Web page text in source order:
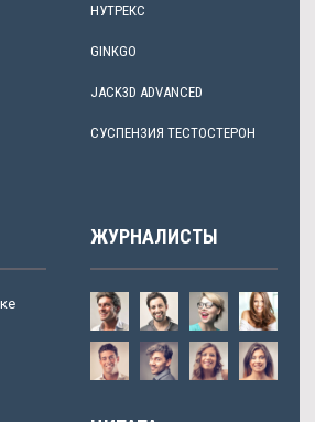
НУТРЕКС
GINKGO
JACK3D ADVANCED
СУСПЕНЗИЯ ТЕСТОСТЕРОН
ЖУРНАЛИСТЫ